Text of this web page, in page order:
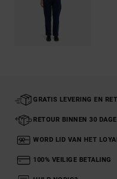
GRATIS LEVERING EN
RETOUR BINNEN 30
WORD LID VAN HET
100% VEILIGE BETALING